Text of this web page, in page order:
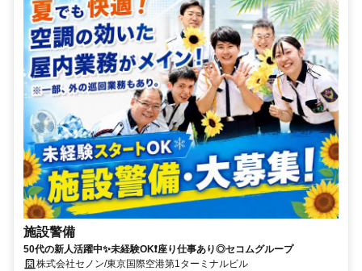
施設警備
50代の新人活躍中✨未経験OK❗座り仕事あり◎セコムグループ
株式会社セノン/東京国際空港第1ターミナルビル